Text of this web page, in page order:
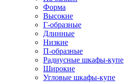
Форма
Высокие
Г-образные
Длинные
Низкие
П-образные
Радиусные шкафы-купе
Широкие
Угловые шкафы-купе